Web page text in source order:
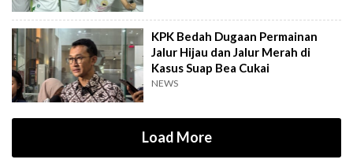
KPK Bedah Dugaan Permainan
Jalur Hijau dan Jalur Merah di
Kasus Suap Bea Cukai
NEWS
Load More